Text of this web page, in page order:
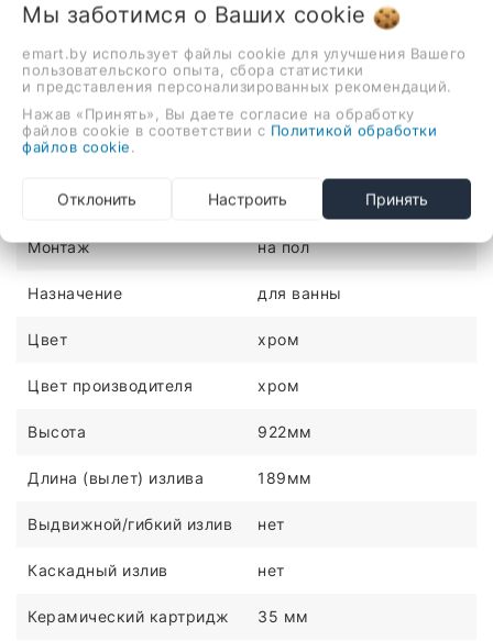
отверстий
Материал латунь
Медицинский
Механизм однорычажный
Монтаж на пол
Назначение для ванны
Цвет хром
Цвет производителя хром
Высота 922мм
Длина (вылет) излива 189мм
Выдвижной/гибкий излив нет
Каскадный излив нет
Керамический картридж 35 мм
Мы заботимся о Ваших cookie
emart.by использует файлы cookie для улучшения Вашего
пользовательского опыта, сбора статистики
и представления персонализированных рекомендаций.
Нажав «Принять», Вы даете согласие на обработку
файлов cookie в соответствии с Политикой обработки
файлов cookie
Отклонить Настроить Принять